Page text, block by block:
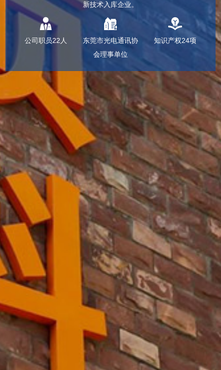
新技术入库企业。
公司职员22人
东莞市光电通讯协
会理事单位
知识产权24项